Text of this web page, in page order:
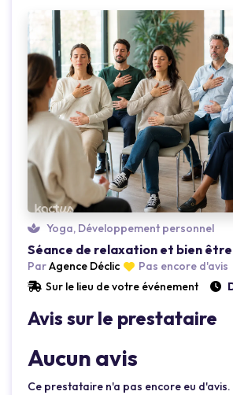
Yoga, Développement personnel
Séance de relaxation et bien être
ParAgence Déclic
Pas encore d'avis
Sur le lieu de votre événement
Avis sur le prestataire
Aucun avis
Ce prestataire n'a pas encore eu d'avis.